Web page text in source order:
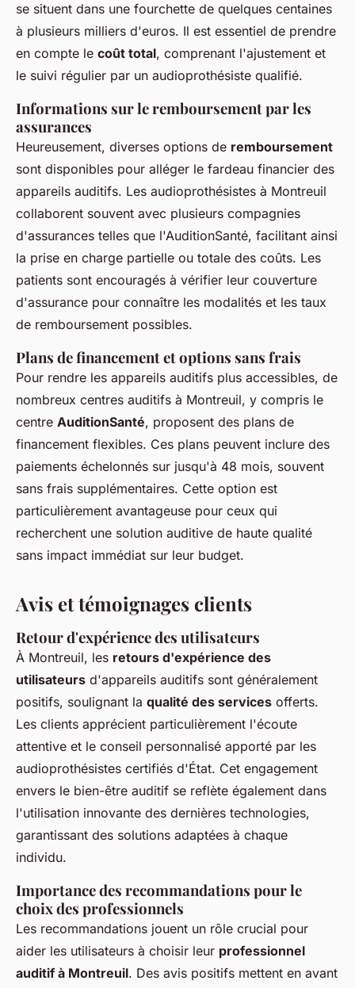
se situent dans une fourchette de quelques centaines
à plusieurs milliers d'euros. Il est essentiel de prendre
en compte le coût total, comprenant l'ajustement et
le suivi régulier par un audioprothésiste qualifié.
Informations sur le remboursement par les
assurances
Heureusement, diverses options de remboursement
sont disponibles pour alléger le fardeau financier des
appareils auditifs. Les audioprothésistes à Montreuil
collaborent souvent avec plusieurs compagnies
d'assurances telles que l'AuditionSanté, facilitant ainsi
la prise en charge partielle ou totale des coûts. Les
patients sont encouragés à vérifier leur couverture
d'assurance pour connaître les modalités et les taux
de remboursement possibles.
Plans de financement et options sans frais
Pour rendre les appareils auditifs plus accessibles, de
nombreux centres auditifs à Montreuil, y compris le
centre AuditionSanté, proposent des plans de
financement flexibles. Ces plans peuvent inclure des
paiements échelonnés sur jusqu'à 48 mois, souvent
sans frais supplémentaires. Cette option est
particulièrement avantageuse pour ceux qui
recherchent une solution auditive de haute qualité
sans impact immédiat sur leur budget.
Avis et témoignages clients
Retour d'expérience des utilisateurs
À Montreuil, les retours d'expérience des
utilisateurs d'appareils auditifs sont généralement
positifs, soulignant la qualité des services offerts.
Les clients apprécient particulièrement l'écoute
attentive et le conseil personnalisé apporté par les
audioprothésistes certifiés d'État. Cet engagement
envers le bien-être auditif se reflète également dans
l'utilisation innovante des dernières technologies,
garantissant des solutions adaptées à chaque
individu.
Importance des recommandations pour le
choix des professionnels
Les recommandations jouent un rôle crucial pour
aider les utilisateurs à choisir leur professionnel
auditif à Montreuil. Des avis positifs mettent en avant